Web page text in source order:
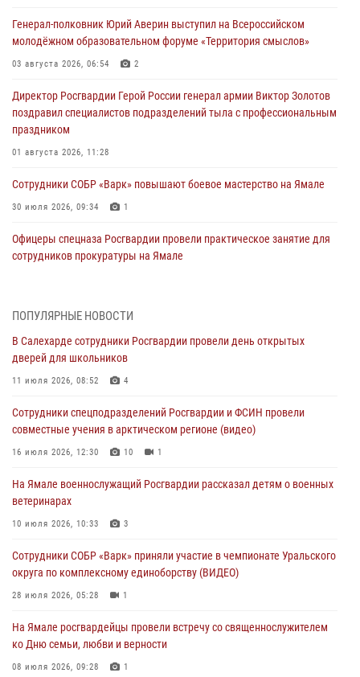
Генерал-полковник Юрий Аверин выступил на Всероссийском
молодёжном образовательном форуме «Территория смыслов»
03 августа 2026, 06:54 2
Директор Росгвардии Герой России генерал армии Виктор Золотов
поздравил специалистов подразделений тыла с профессиональным
праздником
01 августа 2026, 11:28
Сотрудники СОБР «Варк» повышают боевое мастерство на Ямале
30 июля 2026, 09:34 1
Офицеры спецназа Росгвардии провели практическое занятие для
сотрудников прокуратуры на Ямале
В Уральском округе Росгвардии состоялось заседание
29 июля 2026, 10:39
Сотрудники СОБР «Варк» приняли участие в чемпионате Уральского
28 июля 2026, 05:28 1
На Полярном круге Росгвардия обеспечила безопасность турнира
Акция «Каникулы с Росгвардией» продолжается на Ямале
ПОПУЛЯРНЫЕ НОВОСТИ
В Салехарде сотрудники Росгвардии провели день открытых
дверей для школьников
11 июля 2026, 08:52 4
Сотрудники спецподразделений Росгвардии и ФСИН провели
совместные учения в арктическом регионе (видео)
16 июля 2026, 12:30 10 1
На Ямале военнослужащий Росгвардии рассказал детям о военных
ветеринарах
10 июля 2026, 10:33 3
Сотрудники СОБР «Варк» приняли участие в чемпионате Уральского
округа по комплексному единоборству (ВИДЕО)
28 июля 2026, 05:28 1
На Ямале росгвардейцы провели встречу со священнослужителем
ко Дню семьи, любви и верности
08 июля 2026, 09:28 1